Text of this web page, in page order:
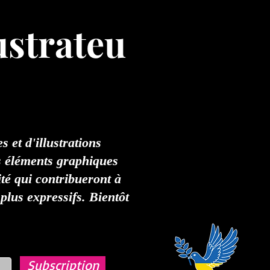
et d'illustrations
graphiques
qui contribueront à
expressifs. Bientôt
Subscription